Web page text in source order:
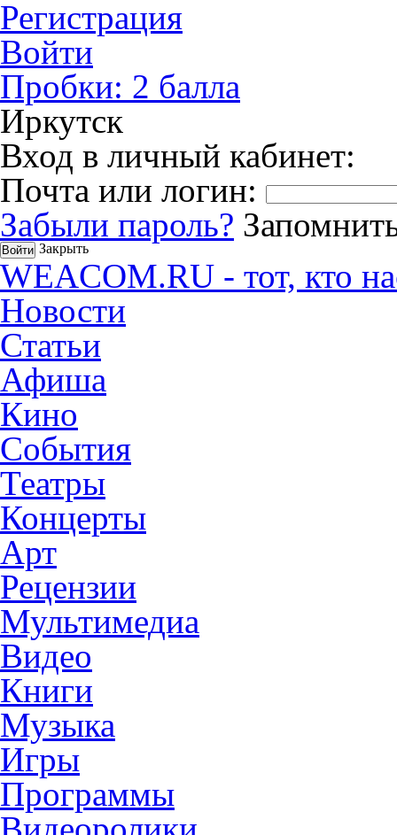
Регистрация
Войти
Пробки: 2 балла
Иркутск
Вход в личный кабинет:
Почта или логин:
Забыли пароль?
Закрыть
WEACOM.RU - тот, кто
Новости
Статьи
Афиша
Кино
События
Театры
Концерты
Арт
Рецензии
Мультимедиа
Видео
Книги
Музыка
Игры
Программы